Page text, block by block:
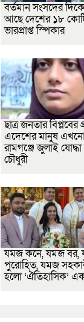
বর্তমান সংসদের
আছে দেশের ১৮
ভারপ্রাপ্ত স্পিকার
ছাত্র জনতার বিপ্লবের
এদেশের মানুষ
রামগঞ্জে জুলাই
চৌধুরী
যমজ কনে, যমজ বর,
পুরোহিত, যমজ
হলো ‘ঐতিহাসিক’